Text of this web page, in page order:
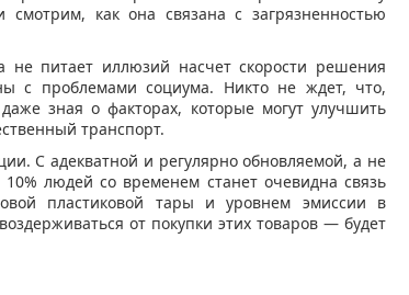
как она связана с загрязненностью
не питает иллюзий насчет скорости решения
с проблемами социума. Никто не ждет, что,
зная о факторах, которые могут улучшить
транспорт.
С адекватной и регулярно обновляемой, а не
людей со временем станет очевидна связь
пластиковой тары и уровнем эмиссии в
от покупки этих товаров — будет